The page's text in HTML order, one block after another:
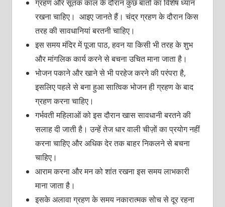
ग्रहण और सूतक काल के दौरान कुछ बातों का विशेष ध्यान
रखना चाहिए। आइए जानते हैं। चंद्र ग्रहण के दौरान किस
तरह की सावधानियां बरतनी चाहिए।
इस समय मंदिर में पूजा पाठ, हवन या किसी भी तरह के शुभ
और मांगलिक कार्य करने से बचना उचित माना जाता है।
भोजन पकाने और खाने से भी परहेज करने की परंपरा है,
इसलिए पहले से बना हुआ सात्विक भोजन ही ग्रहण के बाद
ग्रहण करना चाहिए।
गर्भवती महिलाओं को इस दौरान खास सावधानी बरतने की
सलाह दी जाती है। उन्हें तेज धार वाली चीज़ों का प्रयोग नहीं
करना चाहिए और अधिक देर तक बाहर निकलने से बचना
चाहिए।
आराम करना और मन को शांत रखना इस समय लाभकारी
माना जाता है।
इसके अलावा ग्रहण के समय नकारात्मक सोच से दूर रहना